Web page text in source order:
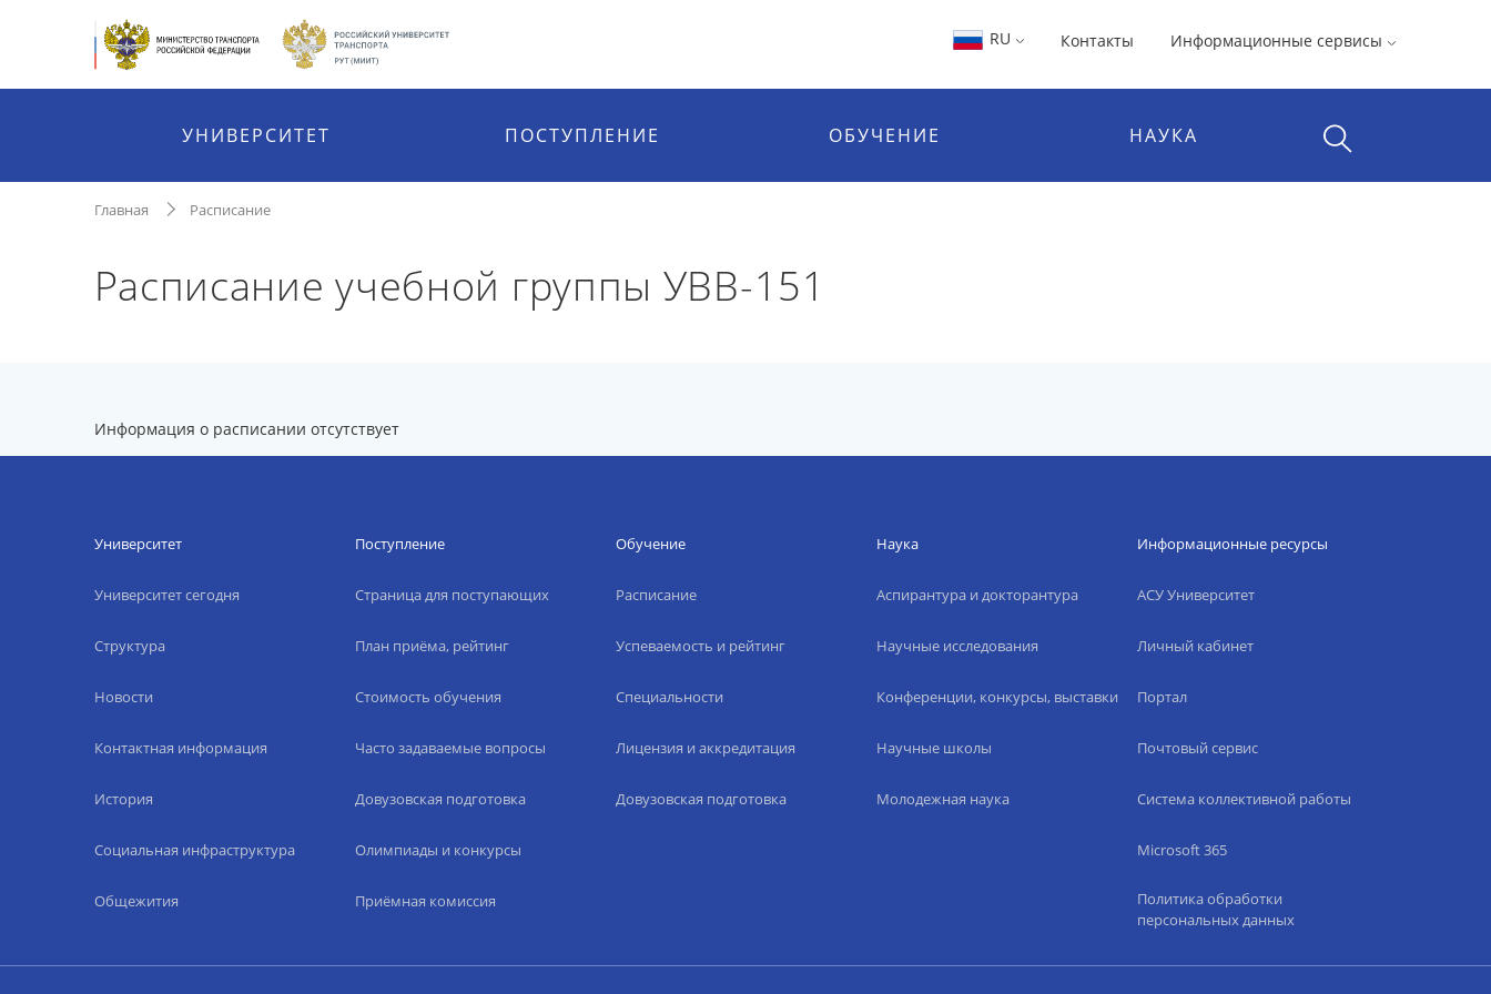
RU Контакты Информационные сервисы
УНИВЕРСИТЕТ ПОСТУПЛЕНИЕ ОБУЧЕНИЕ НАУКА
Главная Расписание
Расписание учебной группы УВВ-151
Информация о расписании отсутствует
Университет
Университет сегодня
Структура
Новости
Контактная информация
История
Социальная инфраструктура
Общежития
Поступление
Страница для поступающих
План приёма, рейтинг
Стоимость обучения
Часто задаваемые вопросы
Довузовская подготовка
Олимпиады и конкурсы
Приёмная комиссия
Обучение
Расписание
Успеваемость и рейтинг
Специальности
Лицензия и аккредитация
Довузовская подготовка
Наука
Аспирантура и докторантура
Научные исследования
Конференции, конкурсы, выставки
Научные школы
Молодежная наука
Информационные ресурсы
АСУ Университет
Личный кабинет
Портал
Почтовый сервис
Система коллективной работы
Microsoft 365
Политика обработки
персональных данных